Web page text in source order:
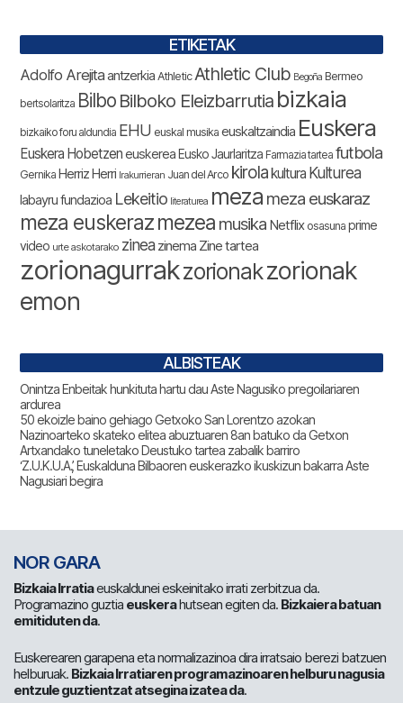
ETIKETAK
Adolfo Arejitaantzerkia Athletic Athletic Club Begoña Bermeo
bertsolaritza Bilbo Bilboko Eleizbarrutia bizkaia
bizkaiko foru aldundia EHU euskal musika euskaltzaindia Euskera
Euskera Hobetzeneuskerea Eusko Jaurlaritza Farmazia tartea futbola
Gernika Herriz Herri Irakurrieran Juan del Arco kirola kultura Kulturea
labayru fundazioa Lekeitio literaturea meza meza euskaraz
meza euskerazmezea musika Netflix osasuna prime
video urte askotarako zinea zinema Zine tartea
zorionagurrakzorionakzorionak
emon
ALBISTEAK
Onintza Enbeitak hunkituta hartu dau Aste Nagusiko pregoilariaren
ardurea
50 ekoizle baino gehiago Getxoko San Lorentzo azokan
Nazinoarteko skateko elitea abuztuaren 8an batuko da Getxon
Artxandako tuneletako Deustuko tartea zabalik barriro
‘Z.U.K.U.A.’, Euskalduna Bilbaoren euskerazko ikuskizun bakarra Aste
Nagusiari begira
NOR GARA
Bizkaia Irratiaeuskaldunei eskeinitako irrati zerbitzua da.
Programazino guztia euskerahutsean egiten da. Bizkaiera batuan
emitiduten da.
Euskerearen garapena eta normalizazinoa dira irratsaio berezi batzuen
helburuak. Bizkaia Irratiaren programazinoaren helburu nagusia
entzule guztientzat atsegina izatea da.